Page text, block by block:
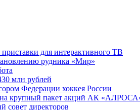
для интерактивного ТВ
рудника «Мир»
млн рублей
Федерации хоккея России
крупный пакет акций АК
совет директоров